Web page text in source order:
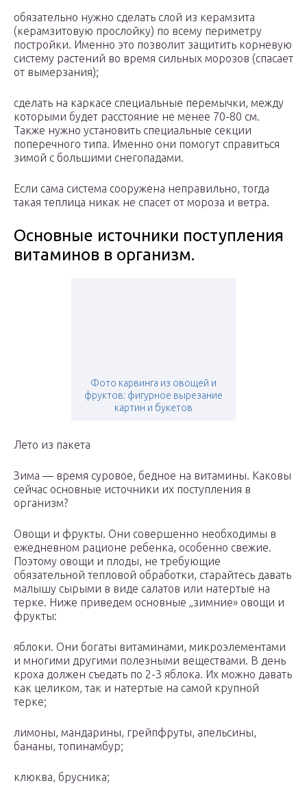
обязательно нужно сделать слой из керамзита
(керамзитовую прослойку) по всему периметру
постройки. Именно это позволит защитить корневую
систему растений во время сильных морозов (спасает
от вымерзания);
сделать на каркасе специальные перемычки, между
которыми будет расстояние не менее 70-80 см.
Также нужно установить специальные секции
поперечного типа. Именно они помогут справиться
зимой с большими снегопадами.
Если сама система сооружена неправильно, тогда
такая теплица никак не спасет от мороза и ветра.
Основные источники поступления
витаминов в организм.
Фото карвинга из овощей и
фруктов: фигурное вырезание
картин и букетов
Лето из пакета
Зима — время суровое, бедное на витамины. Каковы
сейчас основные источники их поступления в
организм?
Овощи и фрукты. Они совершенно необходимы в
ежедневном рационе ребенка, особенно свежие.
Поэтому овощи и плоды, не требующие
обязательной тепловой обработки, старайтесь давать
малышу сырыми в виде салатов или натертые на
терке. Ниже приведем основные „зимние» овощи и
фрукты:
яблоки. Они богаты витаминами, микроэлементами
и многими другими полезными веществами. В день
кроха должен съедать по 2-3 яблока. Их можно давать
как целиком, так и натертые на самой крупной
терке;
лимоны, мандарины, грейпфруты, апельсины,
бананы, топинамбур;
клюква, брусника;